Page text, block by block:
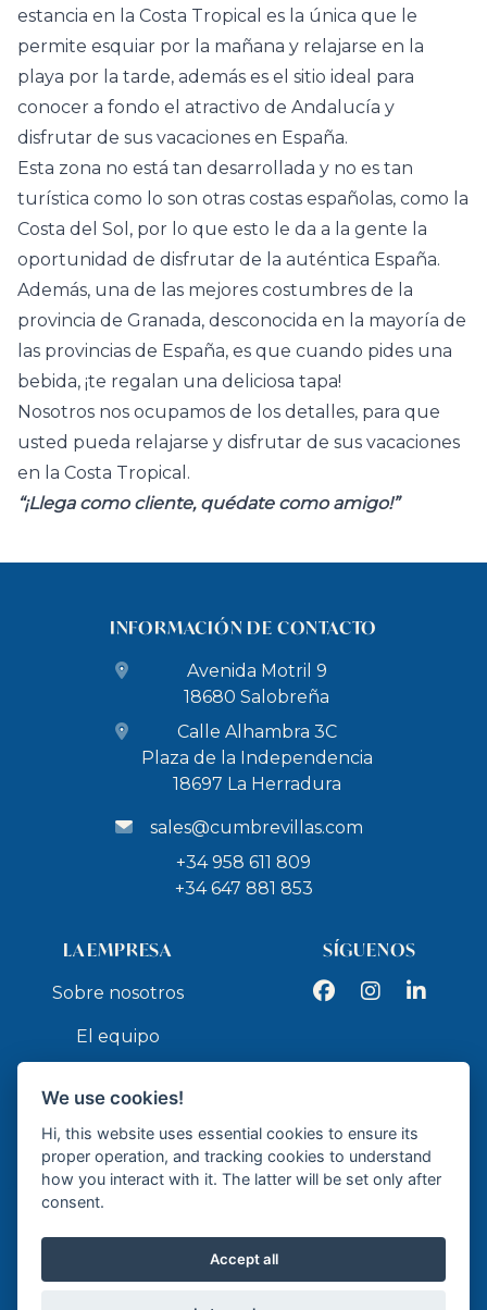
estancia en la Costa Tropical es la única que le
permite esquiar por la mañana y relajarse en la
playa por la tarde, además es el sitio ideal para
conocer a fondo el atractivo de Andalucía y
disfrutar de sus vacaciones en España.
Esta zona no está tan desarrollada y no es tan
turística como lo son otras costas españolas, como la
Costa del Sol, por lo que esto le da a la gente la
oportunidad de disfrutar de la auténtica España.
Además, una de las mejores costumbres de la
provincia de Granada, desconocida en la mayoría de
las provincias de España, es que cuando pides una
bebida, ¡te regalan una deliciosa tapa!
Nosotros nos ocupamos de los detalles, para que
usted pueda relajarse y disfrutar de sus vacaciones
en la Costa Tropical.
“¡Llega como cliente, quédate como amigo!”
INFORMACIÓN DE CONTACTO
Avenida Motril 9
18680 Salobreña
Calle Alhambra 3C
Plaza de la Independencia
18697 La Herradura
sales@cumbrevillas.com
+34 958 611 809
+34 647 881 853
LA EMPRESA
Sobre nosotros
El equipo
Contacto
SÍGUENOS
FacebookInstagramLinkedIn
We use cookies!
Hi, this website uses essential cookies to ensure its
proper operation, and tracking cookies to understand
how you interact with it. The latter will be set only after
consent.
Accept all